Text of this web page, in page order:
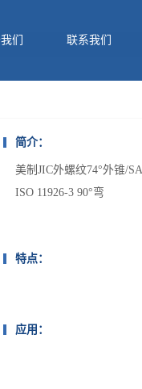
们 联系我们
简介：
美制JIC外螺纹74°外锥/
ISO 11926-3 90°弯
特点：
应用：